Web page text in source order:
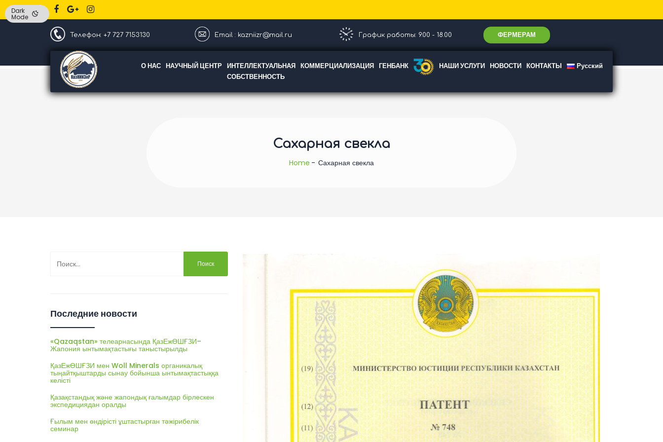
Телефон: +7 727 7153130 Email : kazniizr@mail.ru График работы: 9.00 - 18.00 ФЕРМЕРАМ
О НАС НАУЧНЫЙ ЦЕНТР ИНТЕЛЛЕКТУАЛЬНАЯ
СОБСТВЕННОСТЬ
КОММЕРЦИАЛИЗАЦИЯ ГЕНБАНК НАШИ УСЛУГИ НОВОСТИ КОНТАКТЫ Русский
Сахарная свекла
Home Сахарная свекла
Последние новости
«Qazaqstan» телеарнасында ҚазЕжӨШҒЗИ–
Жапония ынтымақтастығы таныстырылды
ҚазЕжӨШҒЗИ мен Woll Minerals органикалық
тыңайтқыштарды сынау бойынша ынтымақтастыққа
келісті
Қазақстандық және жапондық ғалымдар бірлескен
экспедициядан оралды
Ғылым мен өндірісті ұштастырған тәжірибелік
семинар
Dark
Mode